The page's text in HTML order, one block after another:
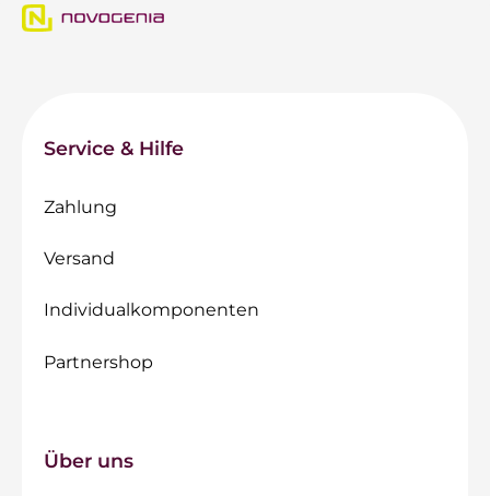
Service & Hilfe
Zahlung
Versand
Individualkomponenten
Partnershop
Über uns